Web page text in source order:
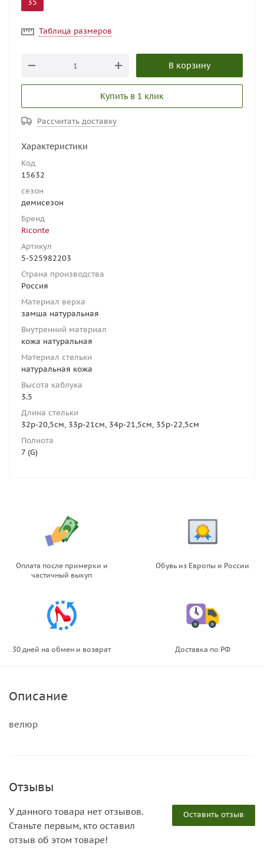
35
Таблица размеров
В корзину
Купить в 1 клик
Рассчитать доставку
Характеристики
Код
15632
сезон
демисезон
Бренд
Riconte
Артикул
5-525982203
Страна производства
Россия
Материал верха
замша натуральная
Внутренний материал
кожа натуральная
Материал стельки
натуральная кожа
Высота каблука
3.5
Длина стельки
32р-20,5см, 33р-21см, 34р-21,5см, 35р-22,5см
Полнота
7 (G)
Оплата после примерки и
частичный выкуп
Обувь из Европы и России
30 дней на обмен и возврат Доставка по РФ
Описание
велюр
Отзывы
Оставить отзыв
У данного товара нет отзывов.
Станьте первым, кто оставил
отзыв об этом товаре!